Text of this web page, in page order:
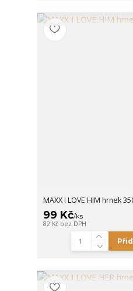
MAXX I LOVE HIM hrnek
99 Kč/ks
82 Kč bez DPH